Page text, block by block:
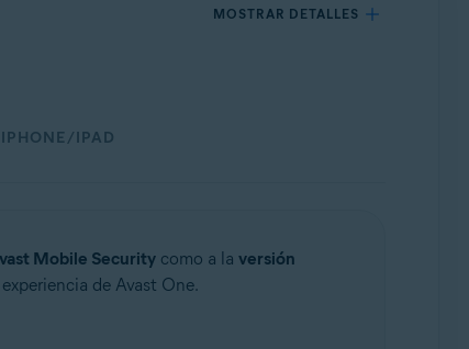
MOSTRAR DETALLES
IPHONE/IPAD
Mobile Securitycomo a la versión
de Avast One.